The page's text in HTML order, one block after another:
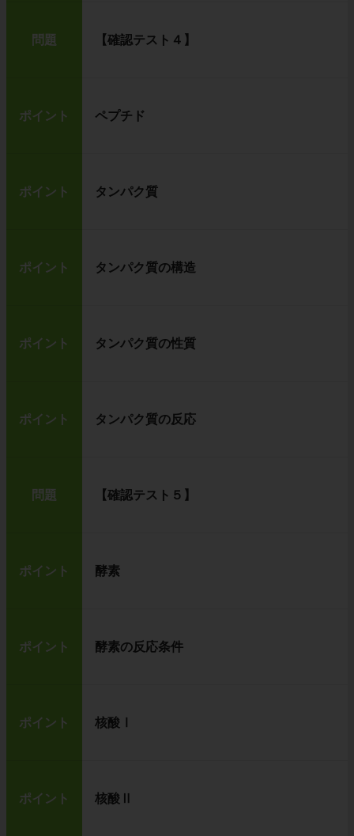
問題 【確認テスト４】
ポイント ペプチド
ポイント タンパク質
ポイント タンパク質の構造
ポイント タンパク質の性質
ポイント タンパク質の反応
問題 【確認テスト５】
ポイント 酵素
ポイント 酵素の反応条件
ポイント 核酸Ⅰ
ポイント 核酸Ⅱ